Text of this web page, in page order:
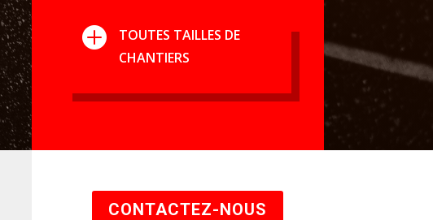

TOUTES TAILLES DE
CHANTIERS
CONTACTEZ-NOUS